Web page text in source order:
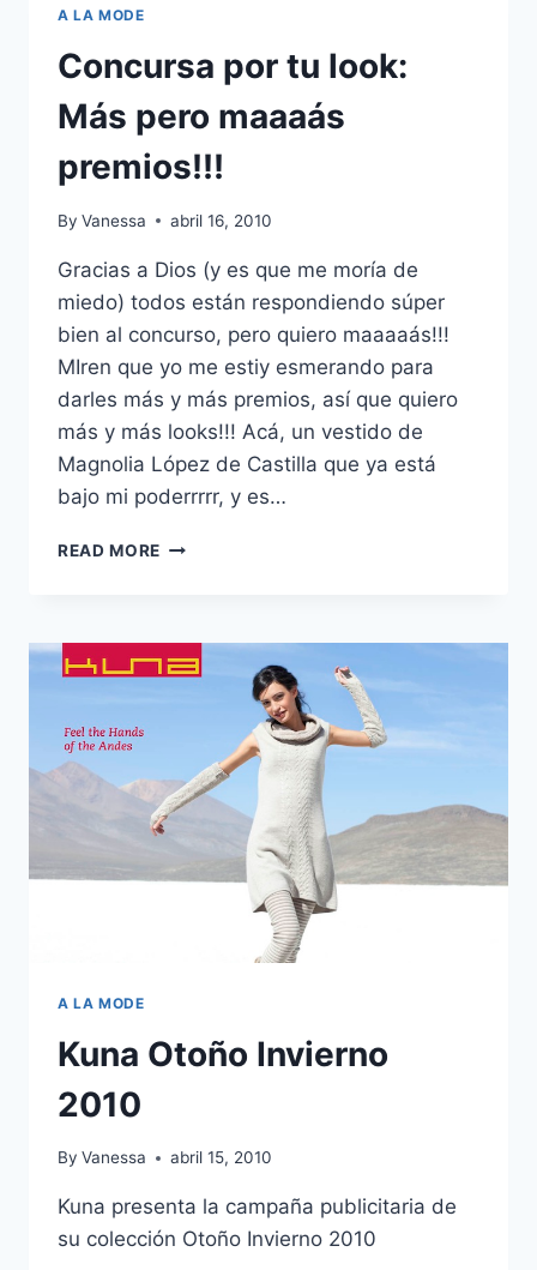
A LA MODE
Concursa por tu look:
Más pero maaaás
premios!!!
By Vanessa abril 16, 2010
Gracias a Dios (y es que me moría de
miedo) todos están respondiendo súper
bien al concurso, pero quiero maaaaás!!!
MIren que yo me estiy esmerando para
darles más y más premios, así que quiero
más y más looks!!! Acá, un vestido de
Magnolia López de Castilla que ya está
bajo mi poderrrrr, y es…
READ MORE CONCURSA
MÁS
PERO
A LA MODE
Kuna Otoño Invierno
2010
By Vanessa abril 15, 2010
Kuna presenta la campaña publicitaria de
su colección Otoño Invierno 2010